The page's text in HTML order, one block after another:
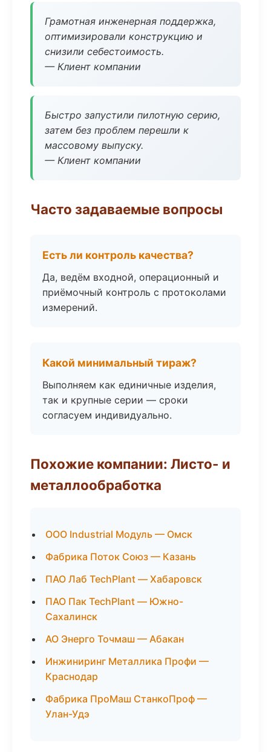
Грамотная инженерная поддержка,
оптимизировали конструкцию и
снизили себестоимость.
— Клиент компании
Быстро запустили пилотную серию,
затем без проблем перешли к
массовому выпуску.
— Клиент компании
Часто задаваемые вопросы
Есть ли контроль качества?
Да, ведём входной, операционный и
приёмочный контроль с протоколами
измерений.
Какой минимальный тираж?
Выполняем как единичные изделия,
так и крупные серии — сроки
согласуем индивидуально.
Похожие компании: Листо- и
металлообработка
ООО Industrial Модуль — Омск
Фабрика Поток Союз — Казань
ПАО Лаб TechPlant — Хабаровск
ПАО Пак TechPlant — Южно-
Сахалинск
АО Энерго Точмаш — Абакан
Инжиниринг Металлика Профи —
Краснодар
Фабрика ПроМаш СтанкоПроф —
Улан-Удэ